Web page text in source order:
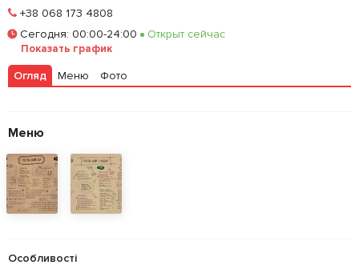
Залишити відгук
+38 068 173 4808
Сегодня: 00:00-24:00 Открыт сейчас
Показать график
Огляд Меню Фото
Меню
Особливості